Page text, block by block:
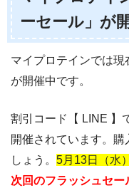
ーセール」が
マイプロテインでは現
が開催中です。
割引コード【 LINE 】
開催されています。
しょう。 5月13日（水
次回のフラッシュセ